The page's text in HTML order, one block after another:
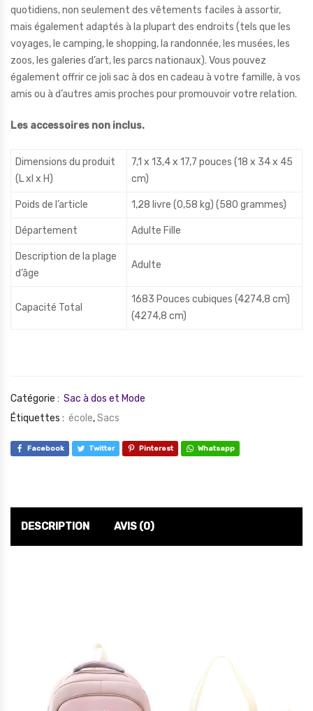
quotidiens, non seulement des vêtements faciles à assortir,
mais également adaptés à la plupart des endroits (tels que les
voyages, le camping, le shopping, la randonnée, les musées, les
zoos, les galeries d’art, les parcs nationaux). Vous pouvez
également offrir ce joli sac à dos en cadeau à votre famille, à vos
amis ou à d’autres amis proches pour promouvoir votre relation.
Les accessoires non inclus.
Dimensions du produit
(L xl x H)
7,1 x 13,4 x 17,7 pouces (18 x 34 x 45
cm)
Poids de l’article 1,28 livre (0,58 kg) (580 grammes)
Département Adulte Fille
Description de la plage
d’âge
Adulte
Capacité Total
1683 Pouces cubiques (4274,8 cm)
(4274,8 cm)
Catégorie : Sac à dos et Mode
Étiquettes : école,Sacs
Facebook Twitter Pinterest Whatsapp
DESCRIPTION AVIS (0)